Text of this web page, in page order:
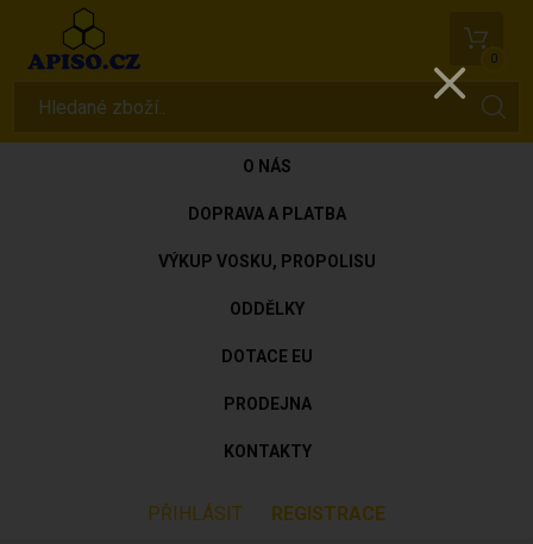
0
O NÁS
DOPRAVA A PLATBA
VÝKUP VOSKU, PROPOLISU
ODDĚLKY
DOTACE EU
PRODEJNA
KONTAKTY
PŘIHLÁSIT REGISTRACE